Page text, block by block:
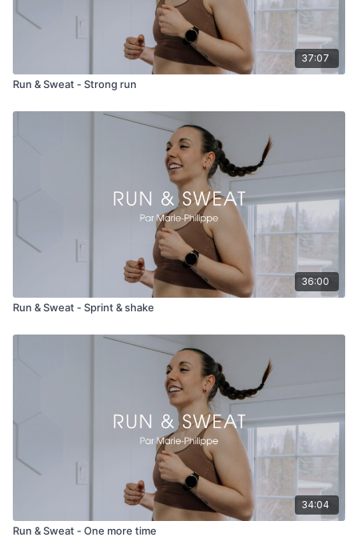
37:07
Run & Sweat - Strong run
36:00
Run & Sweat - Sprint & shake
34:04
Run & Sweat - One more time